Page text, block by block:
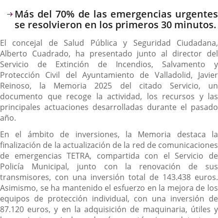
Descripción
Más del 70% de las emergencias urgentes
se resolvieron en los primeros 30 minutos.
El concejal de Salud Pública y Seguridad Ciudadana,
Alberto Cuadrado, ha presentado junto al director del
Servicio de Extinción de Incendios, Salvamento y
Protección Civil del Ayuntamiento de Valladolid, Javier
Reinoso, la Memoria 2025 del citado Servicio, un
documento que recoge la actividad, los recursos y las
principales actuaciones desarrolladas durante el pasado
año.
En el ámbito de inversiones, la Memoria destaca la
finalización de la actualización de la red de comunicaciones
de emergencias TETRA, compartida con el Servicio de
Policía Municipal, junto con la renovación de sus
transmisores, con una inversión total de 143.438 euros.
Asimismo, se ha mantenido el esfuerzo en la mejora de los
equipos de protección individual, con una inversión de
87.120 euros, y en la adquisición de maquinaria, útiles y